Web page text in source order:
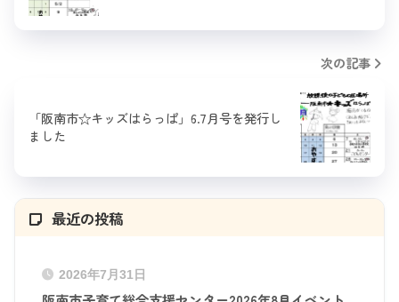
次の記事
「阪南市☆キッズはらっぱ」6.7月号を発行し
ました
最近の投稿
2026年7月31日